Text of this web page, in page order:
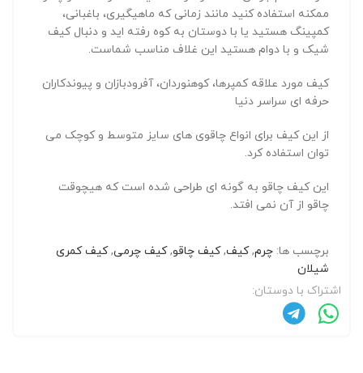
ممکنه استفاده کنید مانند زمانی که ماهیگیری، باغبانی،
کمپینگ هستید یا با دوستان به کوه رفته اید و دنبال کیف
شیک و با دوام هستید این غلاف مناسب شماست.
کیف مورد علاقه کمپرها، کوهنوردان، آفرودبازان و پیوندکاران
حرفه ای سراسر دنیا
از این کیف برای انواع چاقوی های سایز متوسط و کوچک می
توان استفاده کرد.
این کیف چاقو به گونه ای طراحی شده است که هیچوقت
چاقو از آن نمی افتد.
برچسب ها: چرم,کیف,کیف چاقو,کیف چرمی,کیف کمری
شیلان
اشتراک با دوستان: